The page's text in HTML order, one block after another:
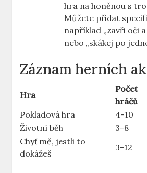
hra na honěnou s
Můžete přidat
například „zavři oči
nebo „skákej po
Záznam herních
Hra
Počet
hráčů
Pokladová hra
4-10
Životní běh
3-8
Chyť mě, jestli to
dokážeš
3-12